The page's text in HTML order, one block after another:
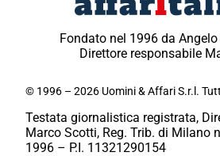
Fondato nel 1996 da
Direttore responsabile
© 1996 – 2026 Uomini & Affari S.r.l.
Testata giornalistica registrata,
Marco Scotti, Reg. Trib. di Milano
1996 – P.I. 11321290154